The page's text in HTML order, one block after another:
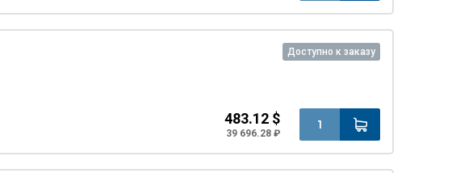
Доступно к заказу
483.12 $
39 696.28 ₽